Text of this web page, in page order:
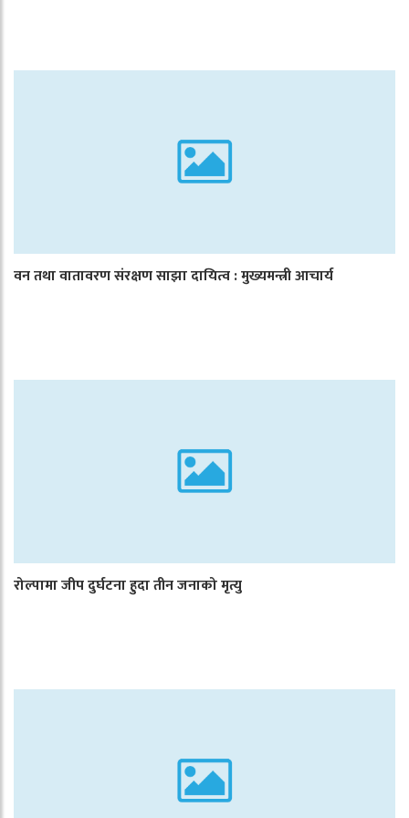
वन तथा वातावरण संरक्षण साझा दायित्व : मुख्यमन्त्री आचार्य
रोल्पामा जीप दुर्घटना हुदा तीन जनाको मृत्यु